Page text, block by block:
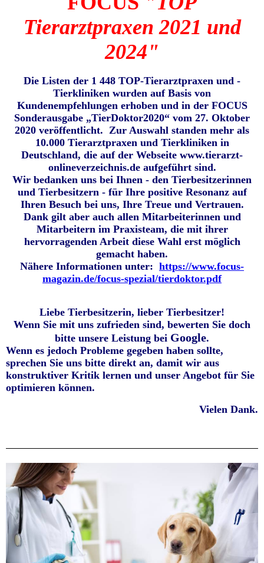
Tierarztpraxen 2021 und
2024"
Die Listen der 1 448 TOP-Tierarztpraxen und -
Tierkliniken wurden auf Basis von
Kundenempfehlungen erhoben und in der FOCUS
Sonderausgabe „TierDoktor2020“ vom 27. Oktober
2020 veröffentlicht. Zur Auswahl standen mehr als
10.000 Tierarztpraxen und Tierkliniken in
Deutschland, die auf der Webseite www.tierarzt-
onlineverzeichnis.de aufgeführt sind.
Wir bedanken uns bei Ihnen - den Tierbesitzerinnen
und Tierbesitzern - für Ihre positive Resonanz auf
Ihren Besuch bei uns, Ihre Treue und Vertrauen.
Dank gilt aber auch allen Mitarbeiterinnen und
Mitarbeitern im Praxisteam, die mit ihrer
hervorragenden Arbeit diese Wahl erst möglich
gemacht haben.
Nähere Informationen unter: https://www.focus-
magazin.de/focus-spezial/tierdoktor.pdf
Liebe Tierbesitzerin, lieber Tierbesitzer!
Wenn Sie mit uns zufrieden sind, bewerten Sie doch
bitte unsere Leistung bei Google.
Wenn es jedoch Probleme gegeben haben sollte,
sprechen Sie uns bitte direkt an, damit wir aus
konstruktiver Kritik lernen und unser Angebot für Sie
optimieren können.
Vielen Dank.